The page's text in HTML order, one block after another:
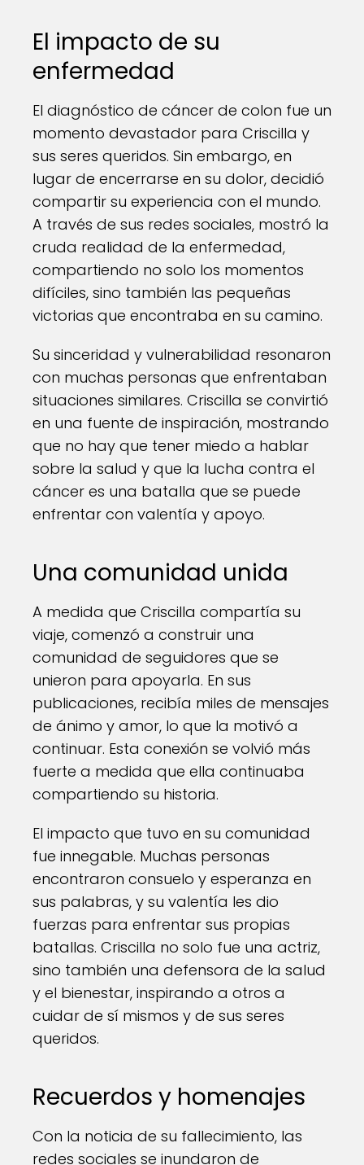
El impacto de su
enfermedad
El diagnóstico de cáncer de colon fue un
momento devastador para Criscilla y
sus seres queridos. Sin embargo, en
lugar de encerrarse en su dolor, decidió
compartir su experiencia con el mundo.
A través de sus redes sociales, mostró la
cruda realidad de la enfermedad,
compartiendo no solo los momentos
difíciles, sino también las pequeñas
victorias que encontraba en su camino.
Su sinceridad y vulnerabilidad resonaron
con muchas personas que enfrentaban
situaciones similares. Criscilla se convirtió
en una fuente de inspiración, mostrando
que no hay que tener miedo a hablar
sobre la salud y que la lucha contra el
cáncer es una batalla que se puede
enfrentar con valentía y apoyo.
Una comunidad unida
A medida que Criscilla compartía su
viaje, comenzó a construir una
comunidad de seguidores que se
unieron para apoyarla. En sus
publicaciones, recibía miles de mensajes
de ánimo y amor, lo que la motivó a
continuar. Esta conexión se volvió más
fuerte a medida que ella continuaba
compartiendo su historia.
El impacto que tuvo en su comunidad
fue innegable. Muchas personas
encontraron consuelo y esperanza en
sus palabras, y su valentía les dio
fuerzas para enfrentar sus propias
batallas. Criscilla no solo fue una actriz,
sino también una defensora de la salud
y el bienestar, inspirando a otros a
cuidar de sí mismos y de sus seres
queridos.
Recuerdos y homenajes
Con la noticia de su fallecimiento, las
redes sociales se inundaron de